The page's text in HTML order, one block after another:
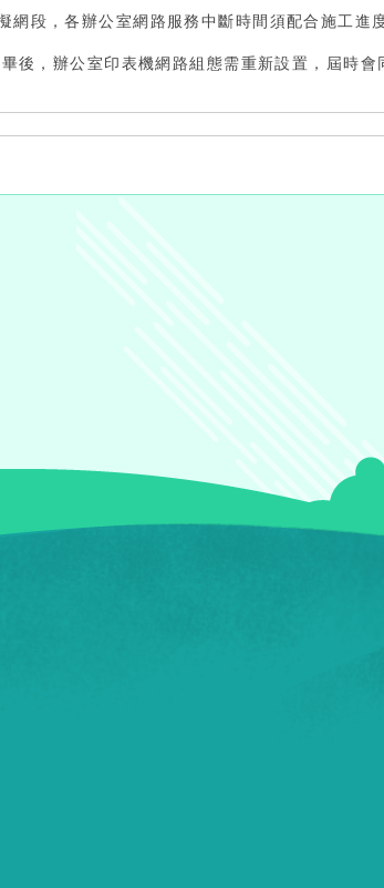
網段，各辦公室網路服務中斷時間須配合施工進
後，辦公室印表機網路組態需重新設置，屆時會